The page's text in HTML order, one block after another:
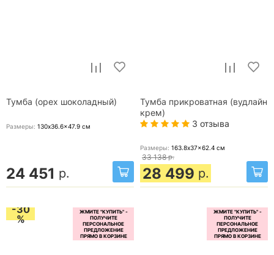
Тумба (орех шоколадный)
Размеры: 130x36.6x47.9 см
24 451 р.
Тумба прикроватная (вудлайн
крем)
3 отзыва
Размеры: 163.8x37x62.4 см
33 138 р.
28 499 р.
-30
%